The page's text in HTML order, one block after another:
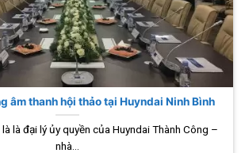
âm thanh hội thảo tại Huyndai Ninh Bình
là đại lý ủy quyền của Huyndai Thành Công –
nhà...